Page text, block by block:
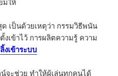
เป็นด้วยเหตุว่า กรรมวิธีพนัน
เข้าไว้ การผลิตความรู้ ความ
เข้าระบบ
จะช่วย ทำให้ผู้เล่นทุกคนได้